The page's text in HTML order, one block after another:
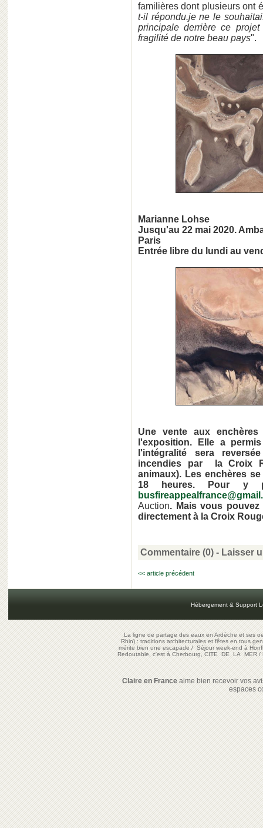
familières dont plusieurs ont
t-il répondu.je ne le
principale derrière ce
fragilité de notre beau pays".
Marianne Lohse
Jusqu'au 22 mai 2020.
Paris
Entrée libre du lundi au
Une vente aux
l'exposition. Elle a
l'intégralité sera
incendies par la Croix
animaux). Les enchères
18 heures. Pour y
Auction. Mais vous
directement à la Croix
Commentaire (0) - Laisser
<< article précédent
Hébergement & Support
La ligne de partage des eaux en Ardèche et ses
Rhin) : traditions architecturales et fêtes en tous
mérite bien une escapade/Séjour week-end à
Redoutable, c'est à Cherbourg, CITE DE LA MER/
Claire en Franceaime bien recevoir vos
espaces